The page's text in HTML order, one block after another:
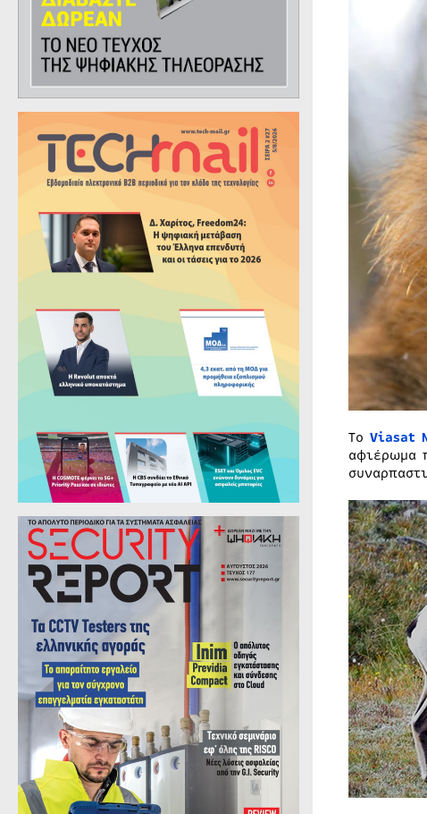
To Viasat
αφιέρωμα